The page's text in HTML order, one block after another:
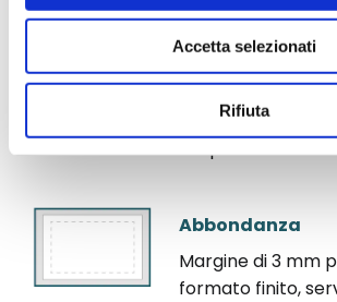
Accetta selezionati
Rifiuta
3 mm per lato.
Linea di taglio
Linea
del prodotto
Abbondanza
Margine di 3 mm
formato finito,